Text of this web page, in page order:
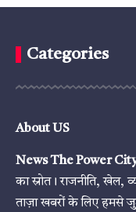
Categories
About US
News The Power
का स्रोत। राजनीति, खेल,
ताज़ा खबरों के लिए हमसे